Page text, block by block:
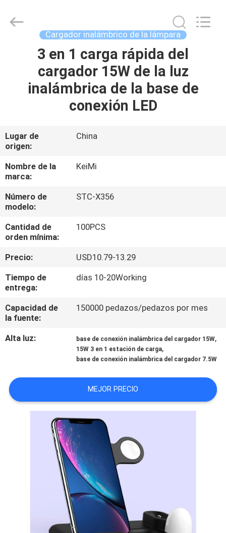
HOGAR
PRODUCTOS
NOSOTROS
VIAJE
DE
LA
FÁBRICA
CONTROL
CALIDAD
ÉNTRENOS
EN
PIDA
Ltd..
Cargador inalámbrico de la lámpara
3 en 1 carga rápida del
cargador 15W de la luz
inalámbrica de la base de
conexión LED
Lugar de
origen:
China
Nombre de la
marca:
KeiMi
Número de
modelo:
STC-X356
Cantidad de
orden mínima:
100PCS
Precio:
USD10.79-13.29
Tiempo de
entrega:
días 10-20Working
Capacidad de
la fuente:
150000 pedazos/pedazos por mes
Alta luz: base de conexión inalámbrica del cargador 15W,
15W 3 en 1 estación de carga,
base de conexión inalámbrica del cargador 7.5W
MEJOR PRECIO